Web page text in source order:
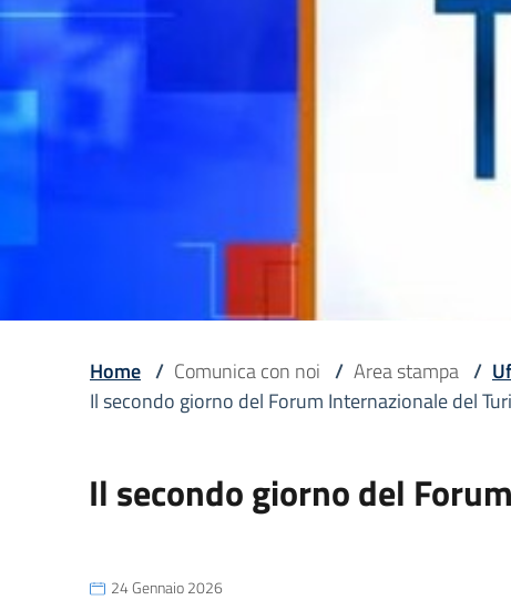
Home / Comunica con noi / Area stampa /
Il secondo giorno del Forum Internazionale del
Il secondo giorno del
24 Gennaio 2026